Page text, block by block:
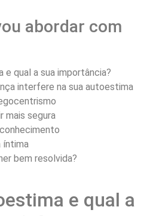
abordar com
e qual a sua importância?
interfere na sua autoestima
mais segura
íntima
bem resolvida?
e qual a